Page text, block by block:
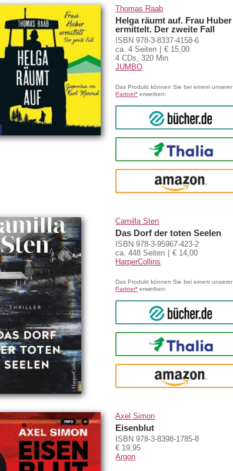
Thomas Raab
Helga räumt auf. Frau Huber
ermittelt. Der zweite Fall
ISBN 978-3-8337-4158-6
ca. 4 Seiten
€ 15,00
4 CDs, 320 Min
JUMBO
Das Produkt können Sie bei einem unserer
Partner* erwerben:
bücher.de
Thalia
amazon
Camilla Sten
Das Dorf der toten Seelen
ISBN 978-3-95967-423-2
ca. 448 Seiten
€ 14,00
HarperCollins
Das Produkt können Sie bei einem unserer
Partner* erwerben:
bücher.de
Thalia
amazon
Axel Simon
Eisenblut
ISBN 978-3-8398-1785-8
€ 19,95
Argon